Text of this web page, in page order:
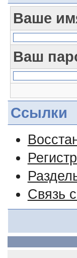
Ваше
Ваш
Ссылки
Связь